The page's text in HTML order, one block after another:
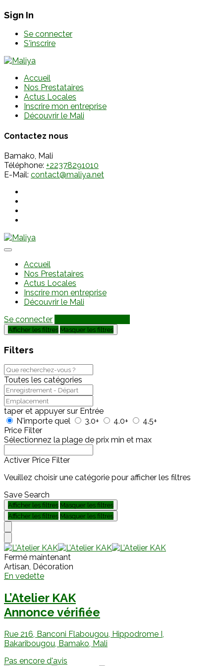
Sign In
Se connecter
S'inscrire
Accueil
Nos Prestataires
Actus Locales
Inscrire mon entreprise
Découvrir le Mali
Contactez nous
Bamako, Mali
Téléphone: +22378291010
E-Mail: contact@maliya.net
Accueil
Nos Prestataires
Actus Locales
Inscrire mon entreprise
Découvrir le Mali
Se connecter
Afficher les filtres Masquer les filtres
Filters
Toutes les catégories
taper et appuyer sur Entrée
N'importe quel
3.0+ 4.0+
4.5+
Price Filter
Sélectionnez la plage de prix min et max
Activer Price Filter
Veuillez choisir une catégorie pour afficher les filtres
Save Search
Afficher les filtres Masquer les filtres
Afficher les filtres Masquer les filtres
Fermé maintenant
Artisan, Décoration
En vedette
L’Atelier KAK
Annonce vérifiée
Rue 216, Banconi Flabougou, Hippodrome I,
Bakaribougou, Bamako, Mali
Pas encore d'avis